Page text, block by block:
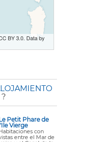
BY 3.0. Data by
?
Petit Phare de
l'Ile Vierge
con
entre el Mar de